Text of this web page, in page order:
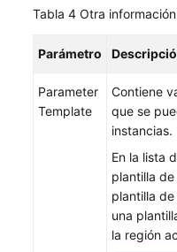
Tabla 4 Otra información
Parámetro
Parameter
Template
Contiene
que se
instancias.
En la lista
plantilla
plantilla
una
la región